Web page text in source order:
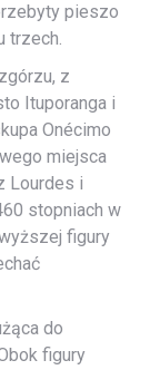
pieszo
trzech.
z
Ituporanga i
Onécimo
miejsca
Lourdes i
stopniach w
figury
do
figury